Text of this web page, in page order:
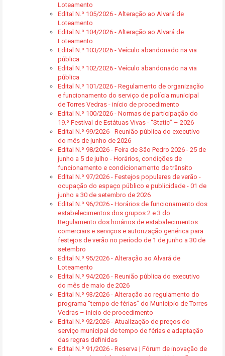
Loteamento
Edital N.º 105/2026 - Alteração ao Alvará de
Loteamento
Edital N.º 104/2026 - Alteração ao Alvará de
Loteamento
Edital N.º 103/2026 - Veículo abandonado na via
pública
Edital N.º 102/2026 - Veículo abandonado na via
pública
Edital N.º 101/2026 - Regulamento de organização
e funcionamento do serviço de polícia municipal
de Torres Vedras - início de procedimento
Edital N.º 100/2026 - Normas de participação do
19.º Festival de Estátuas Vivas - “Static” – 2026
Edital N.º 99/2026 - Reunião pública do executivo
do mês de junho de 2026
Edital N.º 98/2026 - Feira de São Pedro 2026 - 25 de
junho a 5 de julho - Horários, condições de
funcionamento e condicionamento de trânsito
Edital N.º 97/2026 - Festejos populares de verão -
ocupação do espaço público e publicidade - 01 de
junho a 30 de setembro de 2026
Edital N.º 96/2026 - Horários de funcionamento dos
estabelecimentos dos grupos 2 e 3 do
Regulamento dos horários de estabalecimentos
comerciais e serviços e autorização genérica para
festejos de verão no período de 1 de junho a 30 de
setembro
Edital N.º 95/2026 - Alteração ao Alvará de
Loteamento
Edital N.º 94/2026 - Reunião pública do executivo
do mês de maio de 2026
Edital N.º 93/2026 - Alteração ao regulamento do
programa “tempo de férias” do Município de Torres
Vedras – início de procedimento
Edital N.º 92/2026 - Atualização de preços do
serviço municipal de tempo de férias e adaptação
das regras definidas
Edital N.º 91/2026 - Reserva | Fórum de inovação de